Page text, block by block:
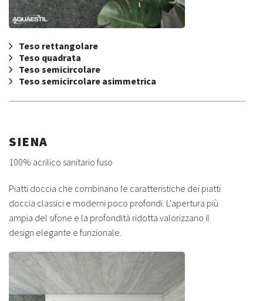
Teso rettangolare
Teso quadrata
Teso semicircolare
Teso semicircolare asimmetrica
SIENA
100% acrilico sanitario fuso
Piatti doccia che combinano le caratteristiche dei piatti
doccia classici e moderni poco profondi. L'apertura più
ampia del sifone e la profondità ridotta valorizzano il
design elegante e funzionale.